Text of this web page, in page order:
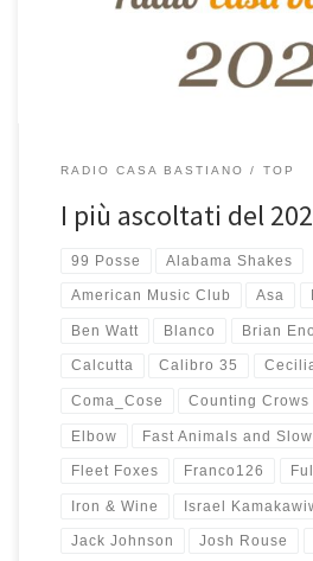
25 canzoni più ascoltate nel 2021 è
RADIO CASA BASTIANO TOP
I più ascoltati del
99 Posse Alabama Shakes
American Music Club Asa
Ben Watt Blanco Brian Eno
Calcutta Calibro 35
Coma_Cose Counting Crows
Elbow Fast Animals and
Fleet Foxes Franco126
Iron & Wine Israel
Jack Johnson Josh Rouse